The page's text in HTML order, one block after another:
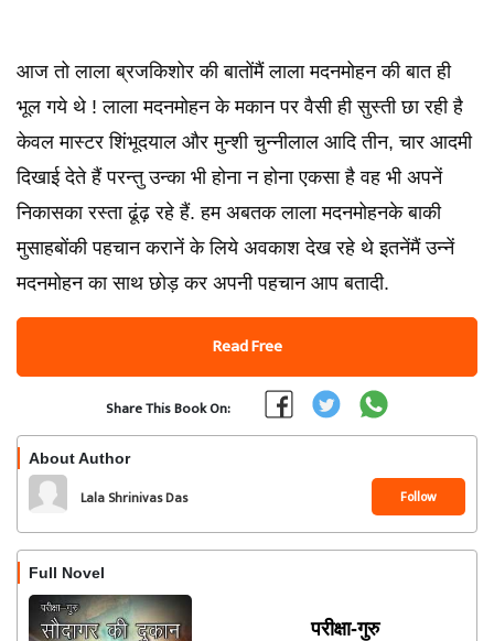
आज तो लाला ब्रजकिशोर की बातोंमैं लाला मदनमोहन की बात ही
भूल गये थे ! लाला मदनमोहन के मकान पर वैसी ही सुस्ती छा रही है
केवल मास्‍टर शिंभूदयाल और मुन्शी चुन्‍नीलाल आदि तीन, चार आदमी
दिखाई देते हैं परन्‍तु उन्‍का भी होना न होना एकसा है वह भी अपनें
निकासका रस्‍ता ढूंढ़ रहे हैं. हम अबतक लाला मदनमोहनके बाकी
मुसाहबोंकी पहचान करानें के लिये अवकाश देख रहे थे इतनेंमैं उन्‍नें
मदनमोहन का साथ छोड़ कर अपनी पहचान आप बतादी.
Read Free
Share This Book On:
About Author
Lala Shrinivas Das Follow
Full Novel
परीक्षा-गुरु